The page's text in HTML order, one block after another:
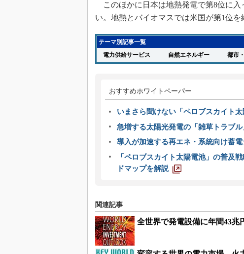
このほかに日本は地熱発電で第8位に入
い。地熱とバイオマスでは米国が第1位を
テーマ別記事一覧
電力供給サービス
自然エネルギー 都市
おすすめホワイトペーパー
いまさら聞けない「ペロブスカイト
急増する太陽光発電の「雑草トラブ
導入が加速する再エネ・系統向け蓄
「ペロブスカイト太陽電池」の普及
ドマップを解説
関連記事
全世界で発電設備に年間43兆